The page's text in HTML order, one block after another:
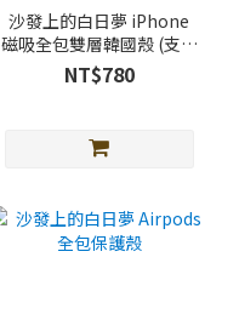
沙發上的白日夢 iPhone
磁吸全包雙層韓國殼 (支援
Magsafe)
NT$780